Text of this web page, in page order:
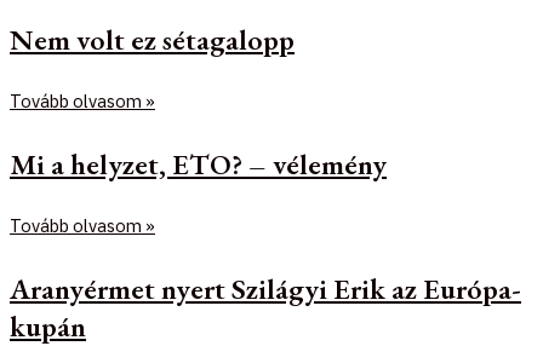
Nem volt ez sétagalopp
Tovább olvasom »
Mi a helyzet, ETO? – vélemény
Tovább olvasom »
Aranyérmet nyert Szilágyi Erik az Európa-
kupán